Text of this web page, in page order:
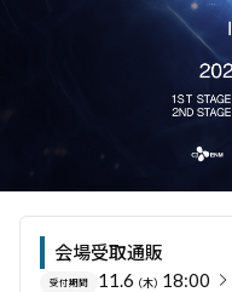
会場受取通販
受付期間 11.6（木）18:00